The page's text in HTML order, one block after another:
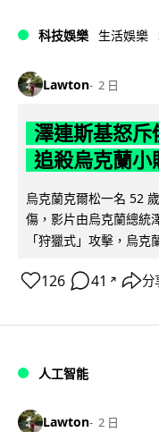
科技娛樂 生活娛樂
Lawton 2 日
澤連斯基怒斥
追殺烏克蘭
烏克蘭克爾松一名 52
傷，影片由烏克蘭總統
「狩獵式」攻擊，烏克
126 41 ↗ 分
人工智能
Lawton 2 日